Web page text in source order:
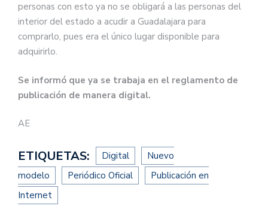
personas con esto ya no se obligará a las personas del
interior del estado a acudir a Guadalajara para
comprarlo, pues era el único lugar disponible para
adquirirlo.
Se informó que ya se trabaja en el reglamento de
publicación de manera digital.
AE
ETIQUETAS: Digital
Nuevo
modelo
Periódico Oficial
Publicación en
Internet